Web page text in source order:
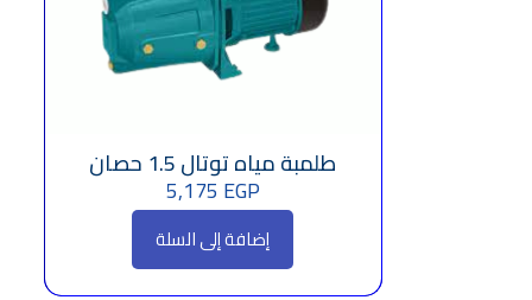
طلمبة مياه توتال 1.5 حصان
5,175 EGP
إضافة إلى السلة